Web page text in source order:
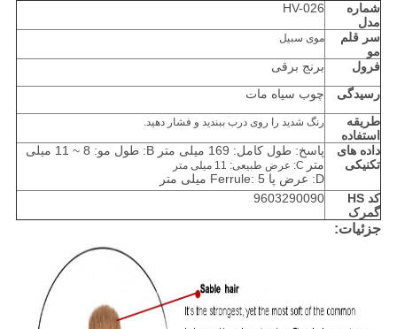
شماره
مدل
HV-026
سر قلم
مو
موی سبیل
فرول
برنج برقی
رسیدگی
چوب سیاه مات
طریقه
استفاده
رنگ شدید را روی درب ببندید و فشار دهید.
داده های
تکنیکی
پاسخ: طول کامل: 169 میلی متر B: طول مو: 8 ~ 11 میلی
متر
D: عرض پا Ferrule: 5 میلی متر
کد HS
گمرک
9603290090
جزئیات: